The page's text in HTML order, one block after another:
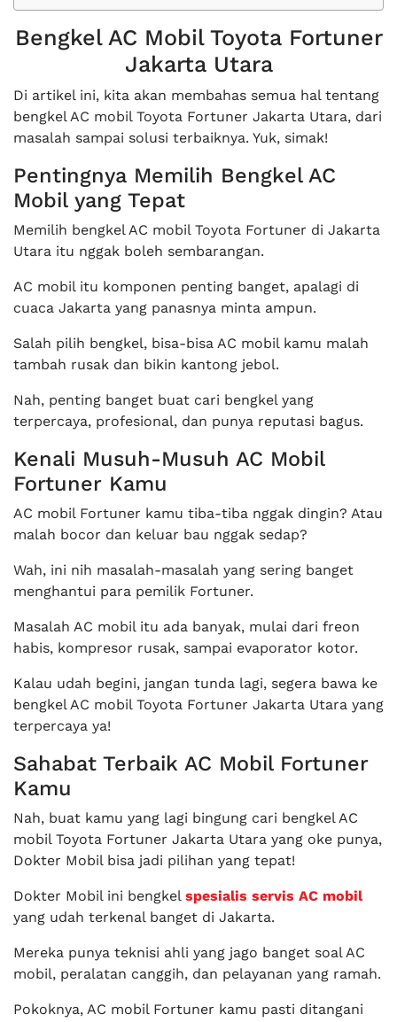
Bengkel AC Mobil Toyota Fortuner
Jakarta Utara
Di artikel ini, kita akan membahas semua hal tentang
bengkel AC mobil Toyota Fortuner Jakarta Utara, dari
masalah sampai solusi terbaiknya. Yuk, simak!
Pentingnya Memilih Bengkel AC
Mobil yang Tepat
Memilih bengkel AC mobil Toyota Fortuner di Jakarta
Utara itu nggak boleh sembarangan.
AC mobil itu komponen penting banget, apalagi di
cuaca Jakarta yang panasnya minta ampun.
Salah pilih bengkel, bisa-bisa AC mobil kamu malah
tambah rusak dan bikin kantong jebol.
Nah, penting banget buat cari bengkel yang
terpercaya, profesional, dan punya reputasi bagus.
Kenali Musuh-Musuh AC Mobil
Fortuner Kamu
AC mobil Fortuner kamu tiba-tiba nggak dingin? Atau
malah bocor dan keluar bau nggak sedap?
Wah, ini nih masalah-masalah yang sering banget
menghantui para pemilik Fortuner.
Masalah AC mobil itu ada banyak, mulai dari freon
habis, kompresor rusak, sampai evaporator kotor.
Kalau udah begini, jangan tunda lagi, segera bawa ke
bengkel AC mobil Toyota Fortuner Jakarta Utara yang
terpercaya ya!
Sahabat Terbaik AC Mobil Fortuner
Kamu
Nah, buat kamu yang lagi bingung cari bengkel AC
mobil Toyota Fortuner Jakarta Utara yang oke punya,
Dokter Mobil bisa jadi pilihan yang tepat!
Dokter Mobil ini bengkel spesialis servis AC mobil
yang udah terkenal banget di Jakarta.
Mereka punya teknisi ahli yang jago banget soal AC
mobil, peralatan canggih, dan pelayanan yang ramah.
Pokoknya, AC mobil Fortuner kamu pasti ditangani